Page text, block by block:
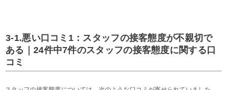
3-1.悪い口コミ1：スタッフの接客態度が不親切で
ある｜24件中7件のスタッフの接客態度に関する口
コミ